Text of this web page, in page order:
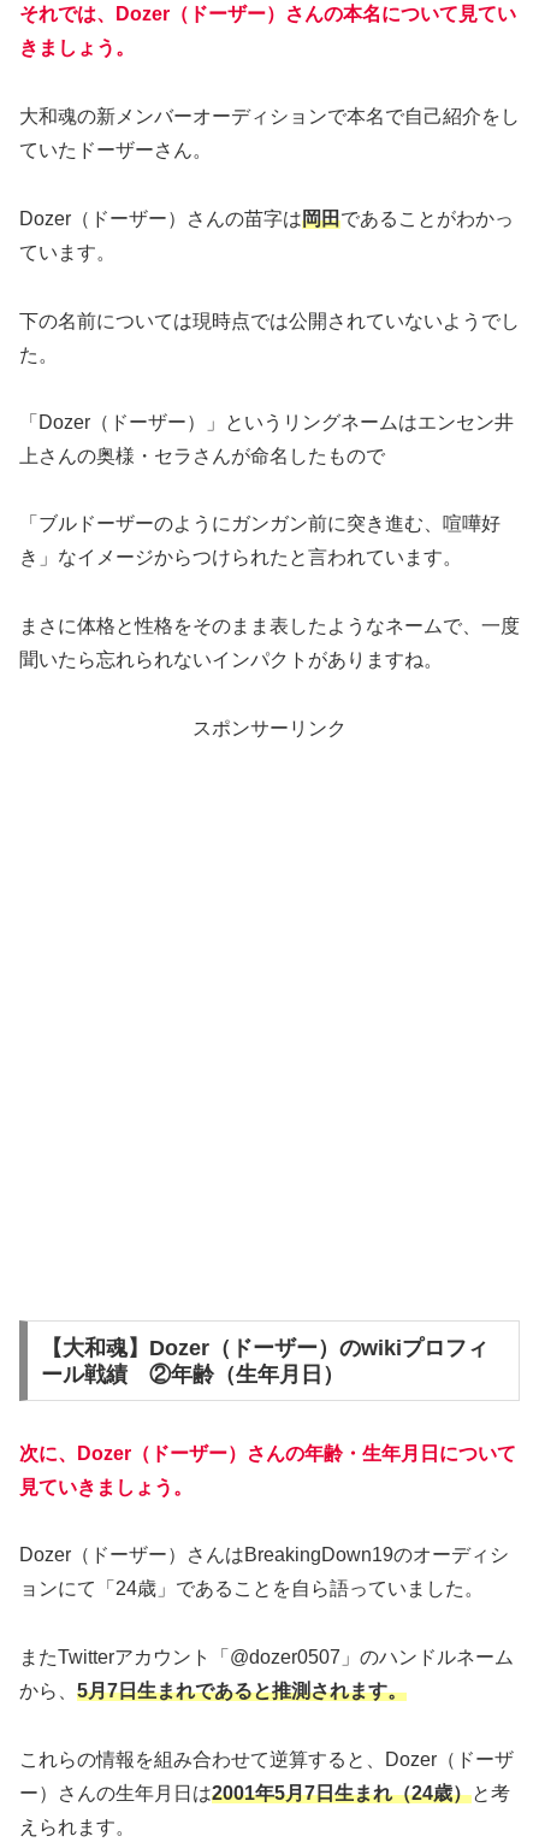
それでは、Dozer（ドーザー）さんの本名について見てい
きましょう。
大和魂の新メンバーオーディションで本名で自己紹介をし
ていたドーザーさん。
Dozer（ドーザー）さんの苗字は岡田であることがわかっ
ています。
下の名前については現時点では公開されていないようでし
た。
「Dozer（ドーザー）」というリングネームはエンセン井
上さんの奥様・セラさんが命名したもので
「ブルドーザーのようにガンガン前に突き進む、喧嘩好
き」なイメージからつけられたと言われています。
まさに体格と性格をそのまま表したようなネームで、一度
聞いたら忘れられないインパクトがありますね。
スポンサーリンク
【大和魂】Dozer（ドーザー）のwikiプロフィ
ール戦績 ②年齢（生年月日）
次に、Dozer（ドーザー）さんの年齢・生年月日について
見ていきましょう。
Dozer（ドーザー）さんはBreakingDown19のオーディシ
ョンにて「24歳」であることを自ら語っていました。
またTwitterアカウント「@dozer0507」のハンドルネーム
から、 5月7日生まれであると推測されます。
これらの情報を組み合わせて逆算すると、Dozer（ドーザ
ー）さんの生年月日は2001年5月7日生まれ（24歳）と考
えられます。